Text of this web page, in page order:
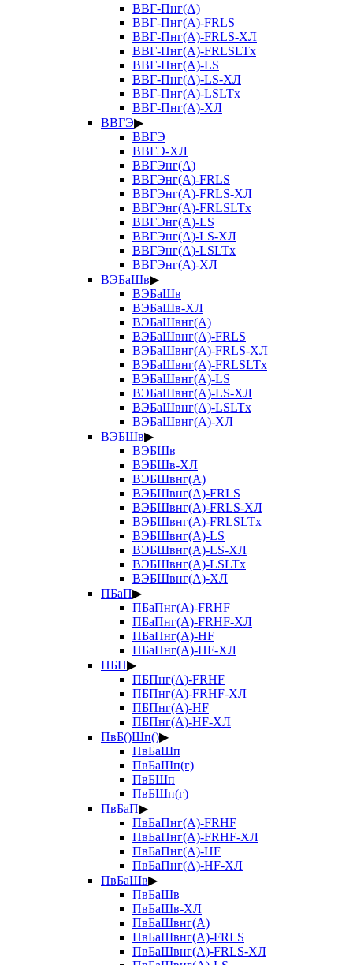
ВВГ-Пнг(А)
ВВГ-Пнг(А)-FRLS
ВВГ-Пнг(А)-FRLS-ХЛ
ВВГ-Пнг(А)-FRLSLTx
ВВГ-Пнг(А)-LS
ВВГ-Пнг(А)-LS-ХЛ
ВВГ-Пнг(А)-LSLTx
ВВГ-Пнг(А)-ХЛ
ВВГЭ▶
ВВГЭ
ВВГЭ-ХЛ
ВВГЭнг(А)
ВВГЭнг(А)-FRLS
ВВГЭнг(А)-FRLS-ХЛ
ВВГЭнг(А)-FRLSLTx
ВВГЭнг(А)-LS
ВВГЭнг(А)-LS-ХЛ
ВВГЭнг(А)-LSLTx
ВВГЭнг(А)-ХЛ
ВЭБаШв▶
ВЭБаШв
ВЭБаШв-ХЛ
ВЭБаШвнг(А)
ВЭБаШвнг(А)-FRLS
ВЭБаШвнг(А)-FRLS-ХЛ
ВЭБаШвнг(А)-FRLSLTx
ВЭБаШвнг(А)-LS
ВЭБаШвнг(А)-LS-ХЛ
ВЭБаШвнг(А)-LSLTx
ВЭБаШвнг(А)-ХЛ
ВЭБШв▶
ВЭБШв
ВЭБШв-ХЛ
ВЭБШвнг(А)
ВЭБШвнг(А)-FRLS
ВЭБШвнг(А)-FRLS-ХЛ
ВЭБШвнг(А)-FRLSLTx
ВЭБШвнг(А)-LS
ВЭБШвнг(А)-LS-ХЛ
ВЭБШвнг(А)-LSLTx
ВЭБШвнг(А)-ХЛ
ПБаП▶
ПБаПнг(А)-FRHF
ПБаПнг(А)-FRHF-ХЛ
ПБаПнг(А)-HF
ПБаПнг(А)-HF-ХЛ
ПБП▶
ПБПнг(А)-FRHF
ПБПнг(А)-FRHF-ХЛ
ПБПнг(А)-HF
ПБПнг(А)-HF-ХЛ
ПвБ()Шп()▶
ПвБаШп
ПвБаШп(г)
ПвБШп
ПвБШп(г)
ПвБаП▶
ПвБаПнг(А)-FRHF
ПвБаПнг(А)-FRHF-ХЛ
ПвБаПнг(А)-HF
ПвБаПнг(А)-HF-ХЛ
ПвБаШв▶
ПвБаШв
ПвБаШв-ХЛ
ПвБаШвнг(А)
ПвБаШвнг(А)-FRLS
ПвБаШвнг(А)-FRLS-ХЛ